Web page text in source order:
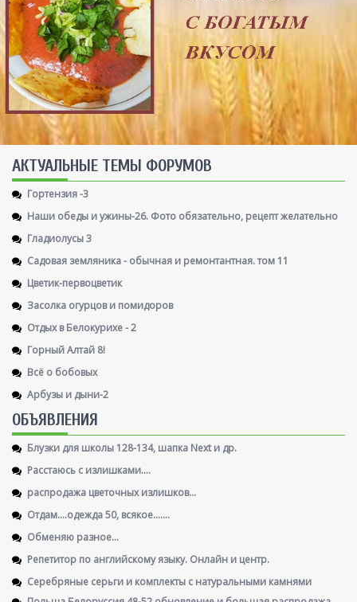
AКТУАЛЬНЫЕ ТЕМЫ ФОРУМОВ
Гортензия -3
Наши обеды и ужины-26. Фото обязательно, рецепт желательно
Гладиолусы 3
Садовая земляника - обычная и ремонтантная. том 11
Цветик-первоцветик
Засолка огурцов и помидоров
Отдых в Белокурихе - 2
Горный Алтай 8!
Всё о бобовых
Арбузы и дыни-2
ОБЪЯВЛЕНИЯ
Блузки для школы 128-134, шапка Next и др.
Расстаюсь с излишками....
распродажа цветочных излишков...
Отдам....одежда 50, всякое.......
Обменяю разное...
Репетитор по английскому языку. Онлайн и центр.
Серебряные серьги и комплекты с натуральными камнями